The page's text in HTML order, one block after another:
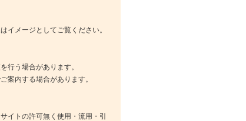
イメージとしてご覧ください。
行う場合があります。
案内する場合があります。
イトの許可無く使用・流用・引